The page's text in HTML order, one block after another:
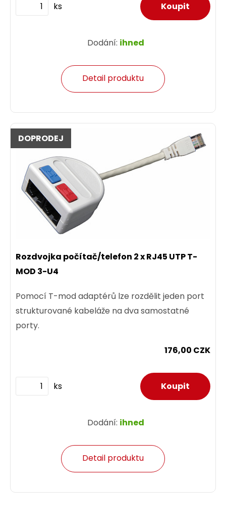
ks
Dodání: ihned
Detail produktu
DOPRODEJ
Rozdvojka počítač/telefon 2 x RJ45 UTP T-
MOD 3-U4
Pomocí T-mod adaptérů lze rozdělit jeden port
strukturované kabeláže na dva samostatné
porty.
176,00 CZK
ks
Dodání: ihned
Detail produktu